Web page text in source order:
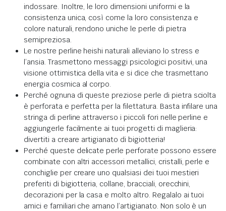
indossare. Inoltre, le loro dimensioni uniformi e la
consistenza unica, così come la loro consistenza e
colore naturali, rendono uniche le perle di pietra
semipreziosa.
Le nostre perline heishi naturali alleviano lo stress e
l’ansia. Trasmettono messaggi psicologici positivi, una
visione ottimistica della vita e si dice che trasmettano
energia cosmica al corpo.
Perché ognuna di queste preziose perle di pietra sciolta
è perforata e perfetta per la filettatura. Basta infilare una
stringa di perline attraverso i piccoli fori nelle perline e
aggiungerle facilmente ai tuoi progetti di maglieria:
divertiti a creare artigianato di bigiotteria!
Perché queste delicate perle perforate possono essere
combinate con altri accessori metallici, cristalli, perle e
conchiglie per creare uno qualsiasi dei tuoi mestieri
preferiti di bigiotteria, collane, bracciali, orecchini,
decorazioni per la casa e molto altro. Regalalo ai tuoi
amici e familiari che amano l’artigianato. Non solo è un